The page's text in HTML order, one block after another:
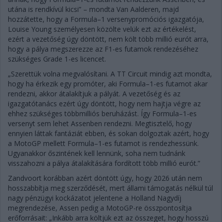
utána is rendkívül kicsi” – mondta Van Aalderen, majd
hozzátette, hogy a Formula–1 versenypromóciós igazgatója,
Louise Young személyesen közölte velük ezt az értékelést,
ezért a vezetőség úgy döntött, nem költ több millió eurót arra,
hogy a pálya megszerezze az F1-es futamok rendezéséhez
szükséges Grade 1-es licencet.
„Szerettük volna megvalósítani. A TT Circuit mindig azt mondta,
hogy ha érkezik egy promóter, aki Formula–1-es futamot akar
rendezni, akkor átalakítjuk a pályát. A vezetőség és az
igazgatótanács ezért úgy döntött, hogy nem hajtja végre az
ehhez szükséges többmilliós beruházást. Így Formula–1-es
versenyt sem lehet Assenben rendezni. Megtisztelő, hogy
ennyien láttak fantáziát ebben, és sokan dolgoztak azért, hogy
a MotoGP mellett Formula–1-es futamot is rendezhessünk.
Ugyanakkor őszintének kell lennünk, soha nem tudnánk
visszahozni a pálya átalakítására fordított több millió eurót.”
Zandvoort korábban azért döntött úgy, hogy 2026 után nem
hosszabbítja meg szerződését, mert állami támogatás nélkül túl
nagy pénzügyi kockázatot jelentene a Holland Nagydíj
megrendezése, Assen pedig a MotoGP-re összpontosítja
erőforrásait: „Inkább arra költjük ezt az összeget, hogy hosszú